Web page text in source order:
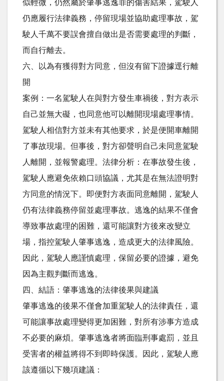
似輕微，仍然屬於肇事逃逸罪的傷害結果，駕駛人
仍應履行法律義務，停留現場並協助處理事故，駕
駛人千萬不要誤會擅自做出是否需要處理的判斷，
而自行離去。
六、以為有獲得對方同意，但沒有留下證據逕行離
開
案例：一名駕駛人在與對方發生車禍後，對方表示
自己並無大礙，也同意他可以離開現場處理事情。
駕駛人相信對方並未有其他要求，於是便開車離開
了事故現場。但事後，對方卻聲明自己未同意駕駛
人離開，並報警處理。法律分析：在事故發生後，
駕駛人應避免依賴口頭協議，尤其是在無法證明對
方同意的情況下。即便對方表面同意離開，駕駛人
仍有法律義務停留並處理事故。逃逸的結果不僅會
導致事故處理的困難，還可能讓對方後來改變立
場，指控駕駛人肇事逃逸，造成更大的法律風險。
因此，駕駛人應謹慎處理，保留必要的證據，避免
因為主觀判斷而逃逸。
四、結語：肇事逃逸的法律後果與建議
肇事逃逸的後果不僅會加重駕駛人的法律責任，還
可能讓事故處理變得更加困難，對所有涉事方造成
不必要的麻煩。肇事逃逸者將面臨刑事處罰，並且
受害者的權益將得不到即時保護。因此，駕駛人應
該遵循以下幾項建議：